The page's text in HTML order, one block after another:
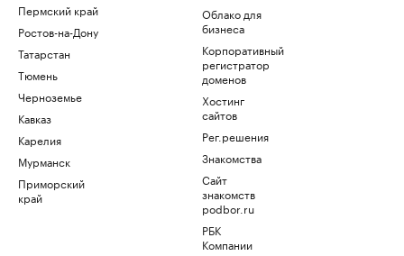
Пермский край
Ростов-на-Дону
Татарстан
Тюмень
Черноземье
Кавказ
Карелия
Мурманск
Приморский
край
Облако для
бизнеса
Корпоративный
регистратор
доменов
Хостинг
сайтов
Рег.решения
Знакомства
Сайт
знакомств
podbor.ru
РБК
Компании